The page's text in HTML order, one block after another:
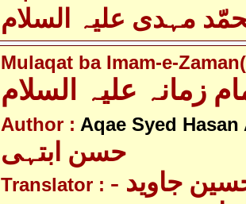
مہدی علیہ السلام
Mulaqat ba Imam-e-
زمانہ علیہ السلام
Author : Aqae Syed
Translator :